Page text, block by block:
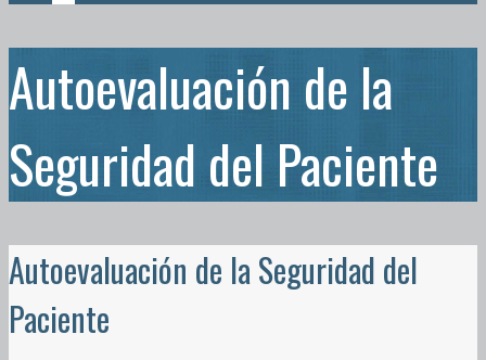
Autoevaluación de la
Seguridad del Paciente
Autoevaluación de la Seguridad del
Paciente